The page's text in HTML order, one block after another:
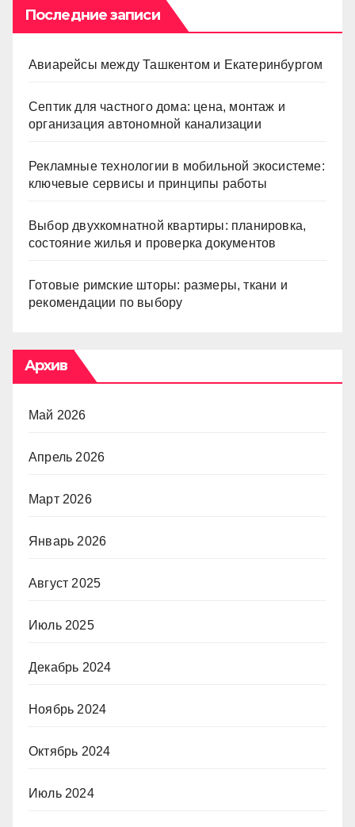
Последние записи
Авиарейсы между Ташкентом и Екатеринбургом
Септик для частного дома: цена, монтаж и
организация автономной канализации
Рекламные технологии в мобильной экосистеме:
ключевые сервисы и принципы работы
Выбор двухкомнатной квартиры: планировка,
состояние жилья и проверка документов
Готовые римские шторы: размеры, ткани и
рекомендации по выбору
Архив
Май 2026
Апрель 2026
Март 2026
Январь 2026
Август 2025
Июль 2025
Декабрь 2024
Ноябрь 2024
Октябрь 2024
Июль 2024